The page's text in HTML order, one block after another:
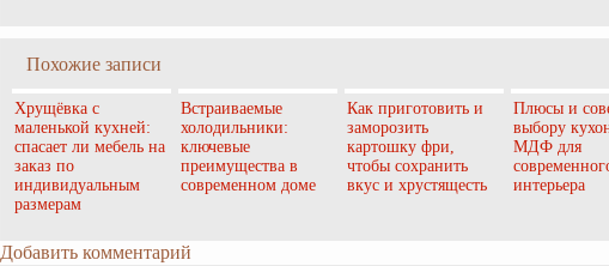
Похожие записи
Хрущёвка с
маленькой кухней:
спасает ли мебель на
заказ по
индивидуальным
размерам
Встраиваемые
холодильники:
ключевые
преимущества в
современном доме
Как приготовить и
заморозить
картошку фри,
чтобы сохранить
вкус и хрустящесть
Плюсы и
выбору
МДФ для
интерьера
Добавить комментарий